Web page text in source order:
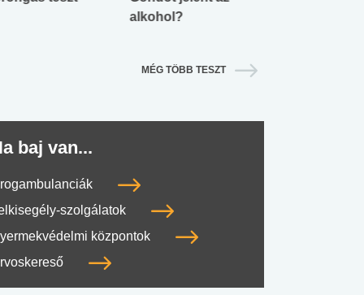
alkohol?
MÉG TÖBB TESZT
baj van...
szolgálatok
központok